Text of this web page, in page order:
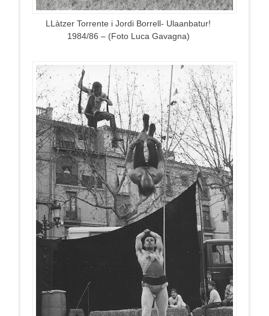
LLàtzer Torrente i Jordi Borrell- Ulaanbatur!
1984/86 – (Foto Luca Gavagna)